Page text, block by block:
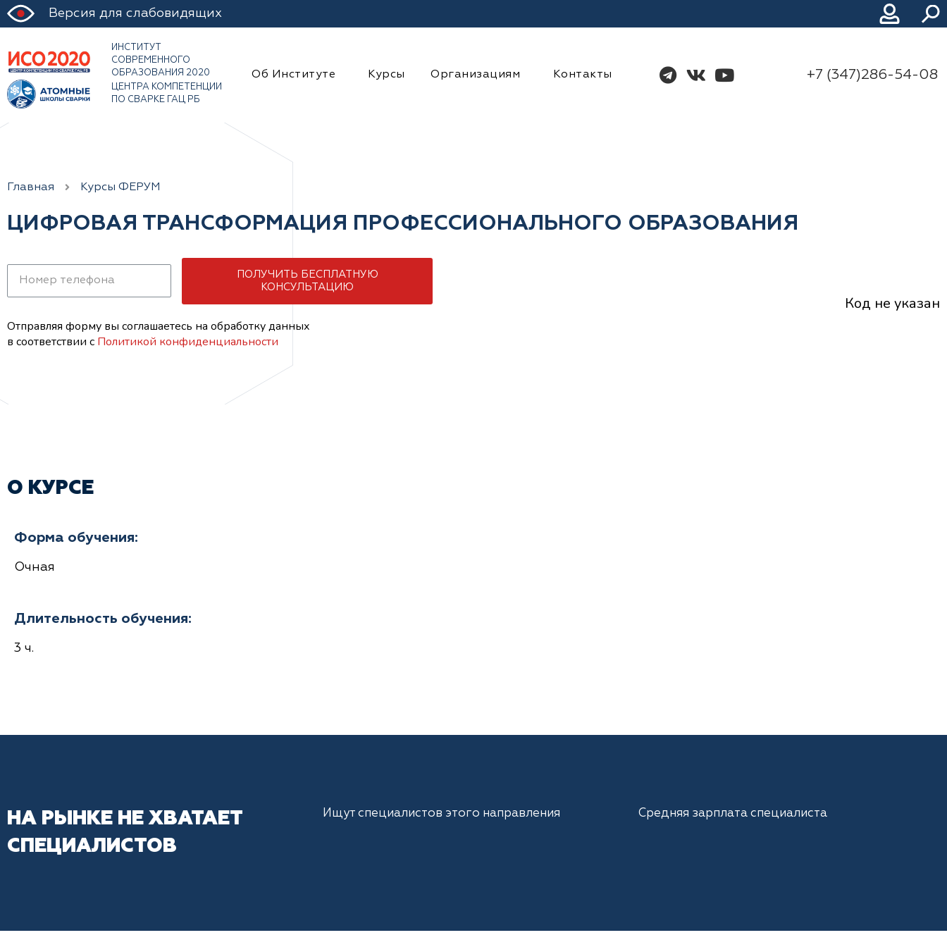
Версия для слабовидящих
ИНСТИТУТ
СОВРЕМЕННОГО
ОБРАЗОВАНИЯ 2020
ЦЕНТРА КОМПЕТЕНЦИИ
ПО СВАРКЕ ГАЦ РБ
Об Институте Курсы Организациям Контакты +7 (347)286-54-08
Главная Курсы ФЕРУМ
ЦИФРОВАЯ ТРАНСФОРМАЦИЯ ПРОФЕССИОНАЛЬНОГО ОБРАЗОВАНИЯ
ПОЛУЧИТЬ БЕСПЛАТНУЮ
КОНСУЛЬТАЦИЮ
Отправляя форму вы соглашаетесь на обработку данных
в соответствии с Политикой конфиденциальности
Код не указан
О КУРСЕ
Форма обучения:
Очная
Длительность обучения:
3 ч.
НА РЫНКЕ НЕ ХВАТАЕТ
СПЕЦИАЛИСТОВ
Ищут специалистов этого направления Средняя зарплата специалиста